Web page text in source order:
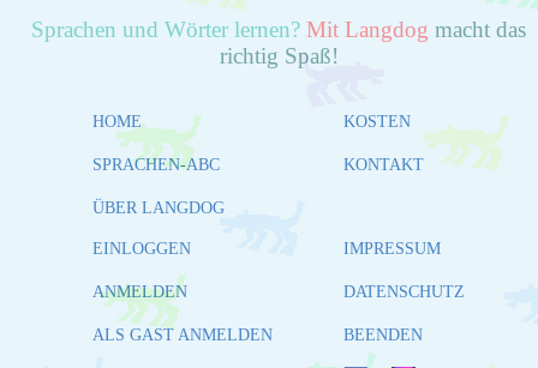
Sprachen und Wörter lernen? Mit Langdog macht das
richtig Spaß!
HOME
SPRACHEN-ABC
ÜBER LANGDOG
KOSTEN
KONTAKT
EINLOGGEN
ANMELDEN
ALS GAST ANMELDEN
IMPRESSUM
DATENSCHUTZ
BEENDEN